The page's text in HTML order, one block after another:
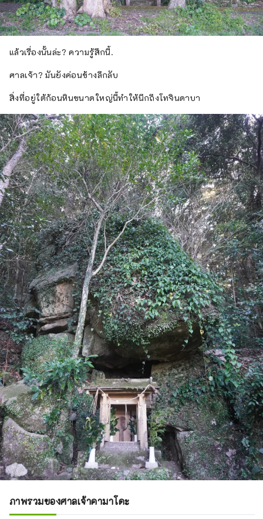
แล้วเรื่องนั้นล่ะ? ความรู้สึกนี้.
ศาลเจ้า? มันยังค่อนข้างลึกลับ
สิ่งที่อยู่ใต้ก้อนหินขนาดใหญ่นี้ทำให้นึกถึงโทจินดาบา
ภาพรวมของศาลเจ้าคามาโดะ